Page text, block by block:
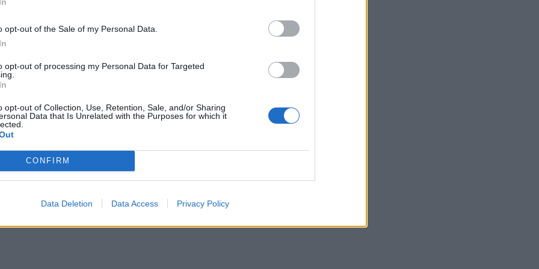
opt-out of the Sale of my Personal Data.
opt-out of processing my Personal Data for Targeted
opt-out of Collection, Use, Retention, Sale, and/or Sharing
Data that Is Unrelated with the Purposes for which it
CONFIRM
Data Deletion Data Access Privacy Policy
Deejay Linus.
“Scrivere nel vento”, è stata
del PodcastTalent“Viaggi di
alla narrazione di viaggio
ai podcaster e alla community
e di podcast. Scadenza per la
31 agosto 2024.